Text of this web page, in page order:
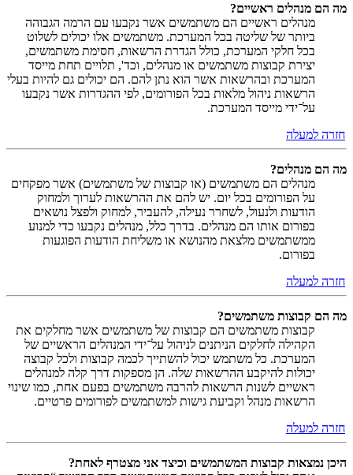
מה הם מנהלים ראשיים?
מנהלים ראשיים הם משתמשים אשר נקבעו עם הרמה הגבוהה
ביותר של שליטה בכל המערכת. משתמשים אלו יכולים לשלוט
בכל חלקי המערכת, כולל הגדרת הרשאות, חסימת משתמשים,
יצירת קבוצות משתמשים או מנהלים, וכד', תלויים תחת מייסד
המערכת ובהרשאות אשר הוא נתן להם. הם יכולים גם להיות בעלי
הרשאות ניהול מלאות בכל הפורומים, לפי ההגדרות אשר נקבעו
על־ידי מייסד המערכת.
חזרה למעלה
מה הם מנהלים?
מנהלים הם משתמשים (או קבוצות של משתמשים) אשר מפקחים
על הפורומים בכל יום. יש להם את ההרשאות לערוך ולמחוק
הודעות ולנעול, לשחרר נעילה, להעביר, למחוק ולפצל נושאים
בפורום אותו הם מנהלים. בדרך כלל, מנהלים נקבעו כדי למנוע
ממשתמשים מלצאת מהנושא או משליחת הודעות הפוגעות
בפורום.
חזרה למעלה
מה הם קבוצות משתמשים?
קבוצות משתמשים הם קבוצות של משתמשים אשר מחלקים את
הקהילה לחלקים הניתנים לניהול על־ידי המנהלים הראשיים של
המערכת. כל משתמש יכול להשתייך לכמה קבוצות ולכל קבוצה
יכולות להיקבע ההרשאות שלה. הן מספקות דרך קלה למנהלים
ראשיים לשנות הרשאות להרבה משתמשים בפעם אחת, כמו שינוי
הרשאות מנהל וקביעת גישות למשתמשים לפורומים פרטיים.
חזרה למעלה
היכן נמצאות קבוצות המשתמשים וכיצד אני מצטרף לאחת?